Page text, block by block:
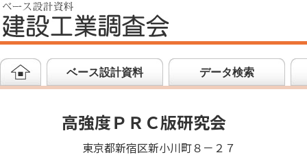
ベース設計資料 データ検索
高強度ＰＲＣ版研究会
東京都新宿区新小川町８－２７